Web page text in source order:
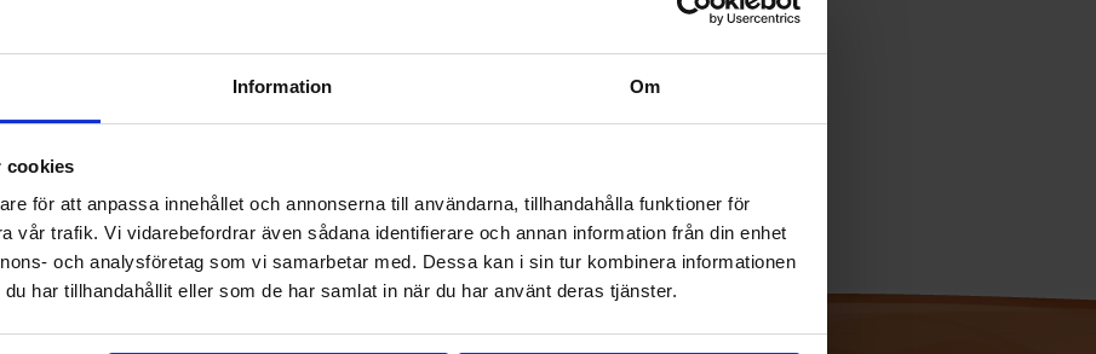
Information Om
cookies
för att anpassa innehållet och annonserna till användarna, tillhandahålla funktioner för
vår trafik. Vi vidarebefordrar även sådana identifierare och annan information från din enhet
och analysföretag som vi samarbetar med. Dessa kan i sin tur kombinera informationen
har tillhandahållit eller som de har samlat in när du har använt deras tjänster.